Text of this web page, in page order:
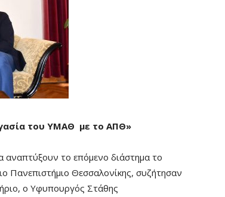
του ΥΜΑΘ με το ΑΠΘ»
αναπτύξουν το επόμενο διάστημα το
Πανεπιστήμιο Θεσσαλονίκης, συζήτησαν
ο Υφυπουργός Στάθης